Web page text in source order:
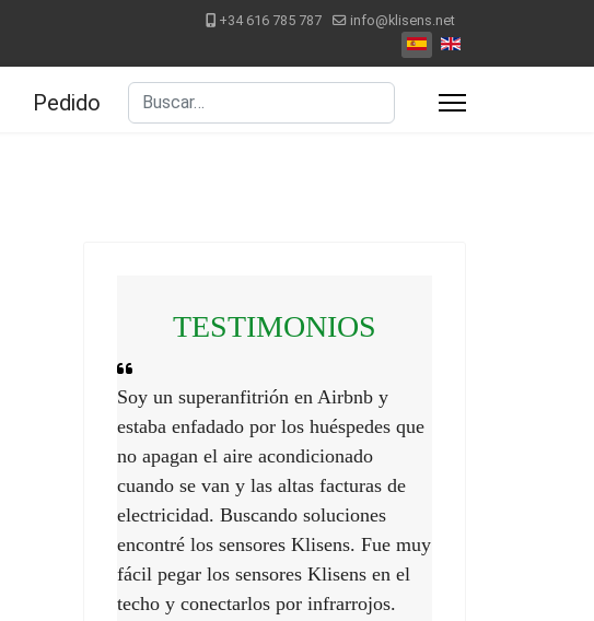
+34 616 785 787 info@klisens.net
Seleccione su idioma
Pedido Buscar
TESTIMONIOS
Soy un superanfitrión en Airbnb y
estaba enfadado por los huéspedes que
no apagan el aire acondicionado
cuando se van y las altas facturas de
electricidad. Buscando soluciones
encontré los sensores Klisens. Fue muy
fácil pegar los sensores Klisens en el
techo y conectarlos por infrarrojos.